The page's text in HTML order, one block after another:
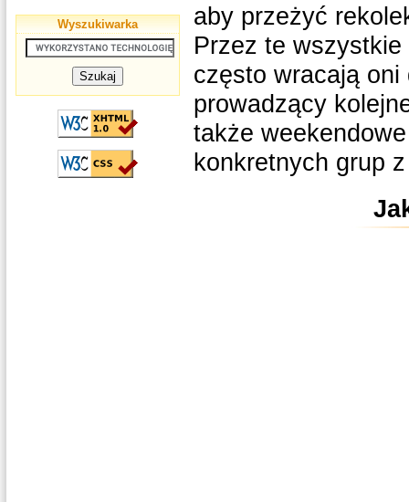
Wyszukiwarka
aby przeżyć
Przez te wszystkie
często wracają
prowadzący
także
konkretnych grup